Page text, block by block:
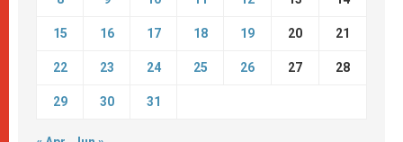
15 16 17 18 19 20 21
22 23 24 25 26 27 28
29 30 31